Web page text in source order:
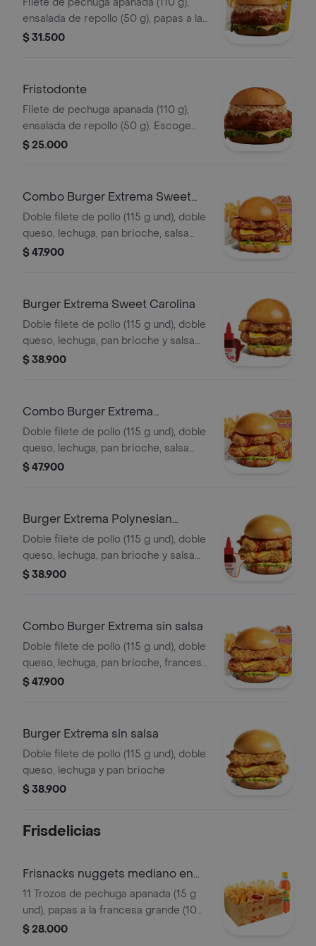
ensalada de repollo (50 g), papas a la
francesa mediana (60 g) y gaseosa
$ 31.500
Fristodonte
Filete de pechuga apanada (110 g),
ensalada de repollo (50 g). Escoge
entre salsa búfalo sriracha, BBQ, salsa
$ 25.000
Combo Burger Extrema Sweet
Carolina
Doble filete de pollo (115 g und), doble
queso, lechuga, pan brioche, salsa
sweet Carolina,francesa mediana (60
$ 47.900
Burger Extrema Sweet Carolina
Doble filete de pollo (115 g und), doble
queso, lechuga, pan brioche y salsa
sweet Carolina
$ 38.900
Combo Burger Extrema
Polynesian Beach
Doble filete de pollo (115 g und), doble
queso, lechuga, pan brioche, salsa
Polynesian beach, francesa mediana
$ 47.900
Burger Extrema Polynesian
Beach
Doble filete de pollo (115 g und), doble
queso, lechuga, pan brioche y salsa
Polynesian beach
$ 38.900
Combo Burger Extrema sin salsa
Doble filete de pollo (115 g und), doble
queso, lechuga, pan brioche, francesa
mediana (60 g) y gaseosa (325 ml)
$ 47.900
Burger Extrema sin salsa
Doble filete de pollo (115 g und), doble
queso, lechuga y pan brioche
$ 38.900
Frisdelicias
Frisnacks nuggets mediano en
caja
11 Trozos de pechuga apanada (15 g
und), papas a la francesa grande (100
g), gaseosa (400 ml)
$ 28.000